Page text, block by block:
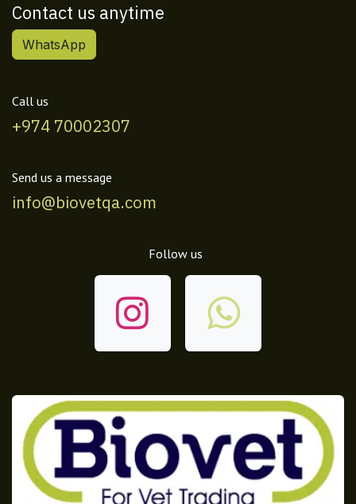
Contact us anytime
WhatsApp
Call us
+974 70002307
Send us a message
info@biovetqa.com
Follow us